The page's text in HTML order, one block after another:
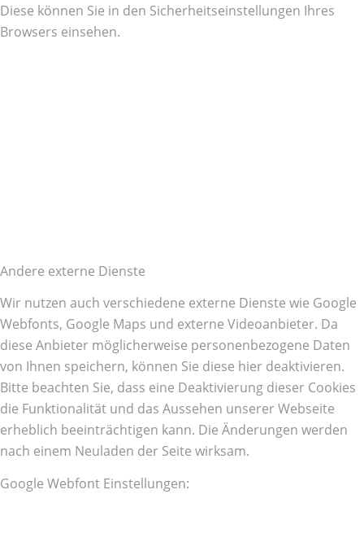
Diese können Sie in den Sicherheitseinstellungen Ihres
Browsers einsehen.
Andere externe Dienste
Wir nutzen auch verschiedene externe Dienste wie Google
Webfonts, Google Maps und externe Videoanbieter. Da
diese Anbieter möglicherweise personenbezogene Daten
von Ihnen speichern, können Sie diese hier deaktivieren.
Bitte beachten Sie, dass eine Deaktivierung dieser Cookies
die Funktionalität und das Aussehen unserer Webseite
erheblich beeinträchtigen kann. Die Änderungen werden
nach einem Neuladen der Seite wirksam.
Google Webfont Einstellungen: